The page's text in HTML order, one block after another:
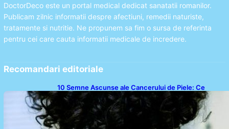
DoctorDeco este un portal medical dedicat sanatatii romanilor.
Publicam zilnic informatii despre afectiuni, remedii naturiste,
tratamente si nutritie. Ne propunem sa fim o sursa de referinta
pentru cei care cauta informatii medicale de incredere.
Recomandari editoriale
10 Semne Ascunse ale Cancerului de Piele: Ce
Trebuie să Știm pentru a Ne Proteja